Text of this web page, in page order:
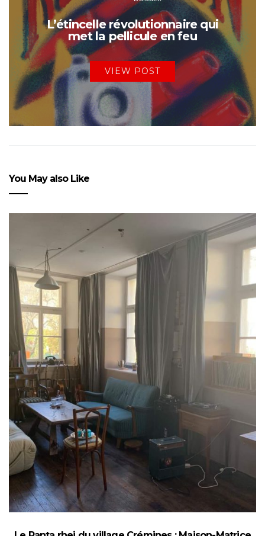
L’étincelle révolutionnaire qui
met la pellicule en feu
VIEW POST
You May also Like